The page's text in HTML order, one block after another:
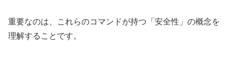
重要なのは、これらのコマンドが持つ「安全性」の概念を
理解することです。